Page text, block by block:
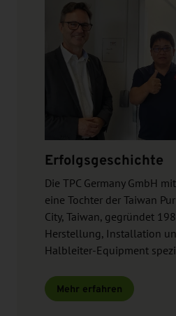
Erfolgsgeschichte
Die TPC Germany GmbH
eine Tochter der Taiwan
City, Taiwan, gegründet
Herstellung, Installation
Halbleiter-Equipment
Mehr erfahren